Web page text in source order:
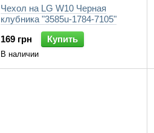
Чехол на LG W10 Черная
клубника "3585u-1784-7105"
169 грн
Купить
В наличии